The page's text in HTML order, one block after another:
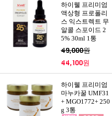
하이웰 프리미엄
액상형 프로폴리
스 익스트렉트 무
알콜 스포이드 2
5% 30ml 1통
49,000원
44,100원
하이웰 프리미엄
마누카꿀 UMF31
+ MGO1772+ 250
g 3통